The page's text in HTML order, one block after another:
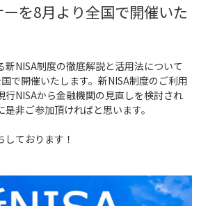
を8月より全国で開催いた
NISA制度の徹底解説と活用法について
で開催いたします。新NISA制度のご利用
行NISAから金融機関の見直しを検討され
非ご参加頂ければと思います。
ております！